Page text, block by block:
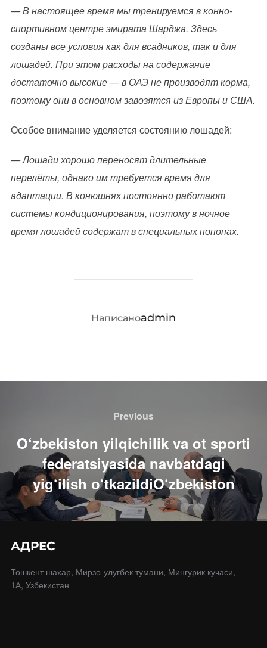
— В настоящее время мы тренируемся в конно-
спортивном центре эмирата Шарджа. Здесь
созданы все условия как для всадников, так и для
лошадей. При этом расходы на содержание
достаточно высокие — в ОАЭ не производят корма,
поэтому они в основном завозятся из Европы и США.
Особое внимание уделяется состоянию лошадей:
— Лошади хорошо переносят длительные
перелёты, однако им требуется время для
адаптации. В конюшнях постоянно работают
системы кондиционирования, поэтому в ночное
время лошадей содержат в специальных попонах.
АВТОР ЗАПИСИ
Написаноadmin
записям
Previous
Previous
O‘zbekiston yilqichilik va ot sporti
federatsiyasida navbatdagi
yig‘ilish o‘tkazildiO‘zbekiston
АДРЕС
Тошкент шахар, Мирзо-улугбек тумани, Мингурик кучаси,
1А, Узбекистан